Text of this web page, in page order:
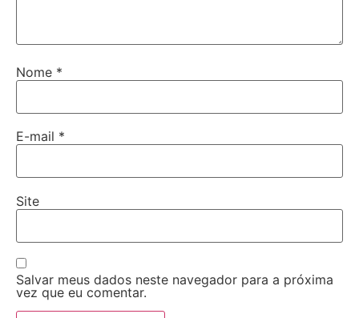
Nome *
E-mail *
Site
Salvar meus dados neste navegador para a próxima
vez que eu comentar.